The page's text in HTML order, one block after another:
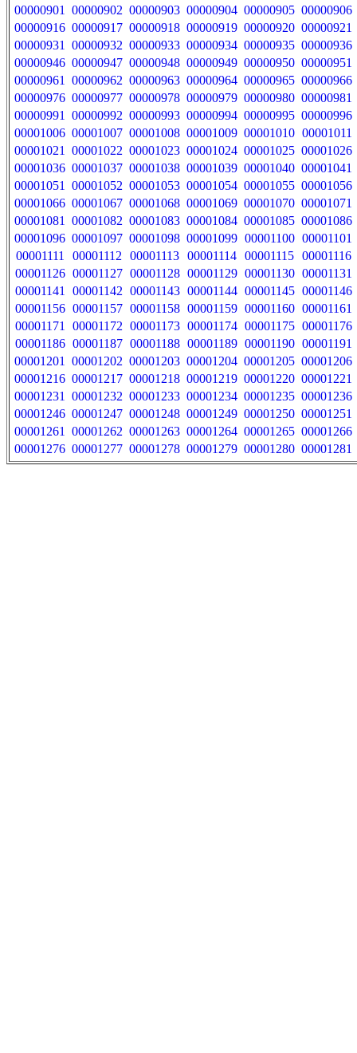
00000901
00000902 00000903 00000904 00000905 00000906
00000916 00000917 00000918 00000919 00000920 00000921
00000931
00000932 00000933 00000934 00000935 00000936
00000946 00000947 00000948 00000949 00000950 00000951
00000961
00000962 00000963 00000964 00000965 00000966
00000976 00000977 00000978 00000979 00000980 00000981
00000991
00000992 00000993 00000994 00000995 00000996
00001006 00001007 00001008 00001009 00001010 00001011
00001021
00001022 00001023 00001024 00001025 00001026
00001036 00001037 00001038 00001039 00001040 00001041
00001051
00001052 00001053 00001054 00001055 00001056
00001066 00001067 00001068 00001069 00001070 00001071
00001081
00001082 00001083 00001084 00001085 00001086
00001096 00001097 00001098 00001099 00001100 00001101
00001111
00001112 00001113 00001114 00001115 00001116
00001126 00001127 00001128 00001129 00001130 00001131
00001141
00001142 00001143 00001144 00001145 00001146
00001156 00001157 00001158 00001159 00001160 00001161
00001171
00001172 00001173 00001174 00001175 00001176
00001186 00001187 00001188 00001189 00001190 00001191
00001201
00001202 00001203 00001204 00001205 00001206
00001216 00001217 00001218 00001219 00001220 00001221
00001231
00001232 00001233 00001234 00001235 00001236
00001246 00001247 00001248 00001249 00001250 00001251
00001261
00001262 00001263 00001264 00001265 00001266
00001276 00001277 00001278 00001279 00001280 00001281